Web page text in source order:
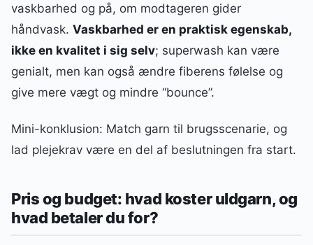
vaskbarhed og på, om modtageren gider
håndvask. Vaskbarhed er en praktisk egenskab,
ikke en kvalitet i sig selv; superwash kan være
genialt, men kan også ændre fiberens følelse og
give mere vægt og mindre “bounce”.
Mini-konklusion: Match garn til brugsscenarie, og
lad plejekrav være en del af beslutningen fra start.
Pris og budget: hvad koster uldgarn, og
hvad betaler du for?